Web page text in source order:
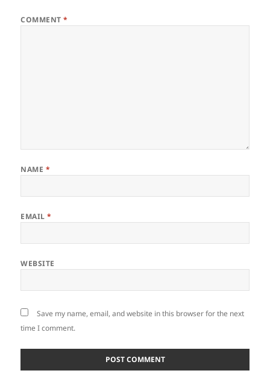
COMMENT*
NAME *
EMAIL*
WEBSITE
Save my name, email, and website in this browser for the next
time I comment.